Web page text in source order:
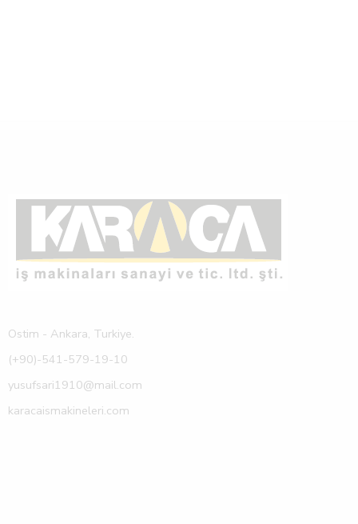
Ostim - Ankara, Turkiye.
(+90)-541-579-19-10
yusufsari1910@mail.com
karacaismakineleri.com